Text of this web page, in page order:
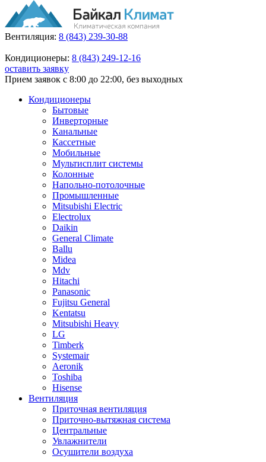
Вентиляция: 8 (843) 239-30-88
Кондиционеры: 8 (843) 249-12-16
оставить заявку
Прием заявок с 8:00 до 22:00, без выходных
Кондиционеры
Бытовые
Инверторные
Канальные
Кассетные
Мобильные
Мультисплит системы
Колонные
Напольно-потолочные
Промышленные
Mitsubishi Electric
Electrolux
Daikin
General Climate
Ballu
Midea
Mdv
Hitachi
Panasonic
Fujitsu General
Kentatsu
Mitsubishi Heavy
LG
Timberk
Systemair
Aeronik
Toshiba
Hisense
Вентиляция
Приточная вентиляция
Приточно-вытяжная система
Центральные
Увлажнители
Осушители воздуха